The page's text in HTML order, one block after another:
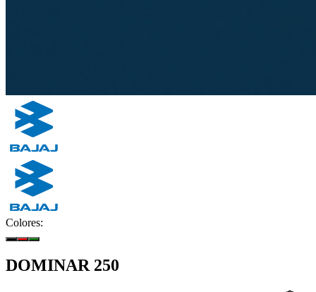
Colores:
DOMINAR 250